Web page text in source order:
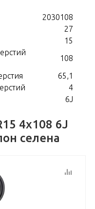
2030108
27
15
108
65,1
4
6J
4x108 6J
селена